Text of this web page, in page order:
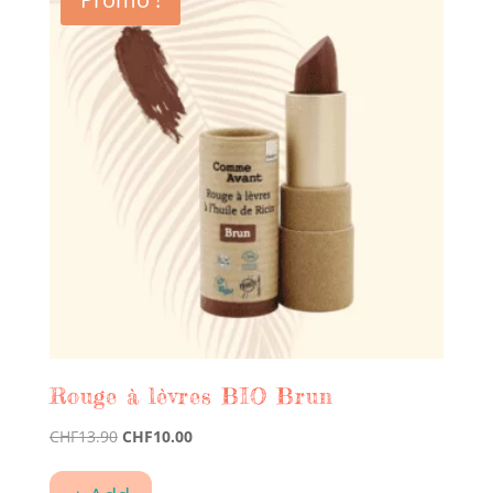
Rouge à lèvres BIO Brun
CHF13.90 Le
initial
CHF10.00Le